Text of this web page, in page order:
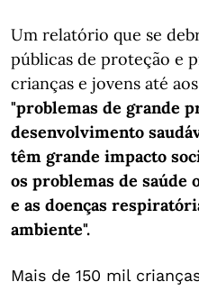
Um relatório que se
públicas de proteção e
crianças e jovens até
"problemas de grande
desenvolvimento
têm grande impacto
os problemas de saúde
e as doenças
ambiente".
Mais de 150 mil